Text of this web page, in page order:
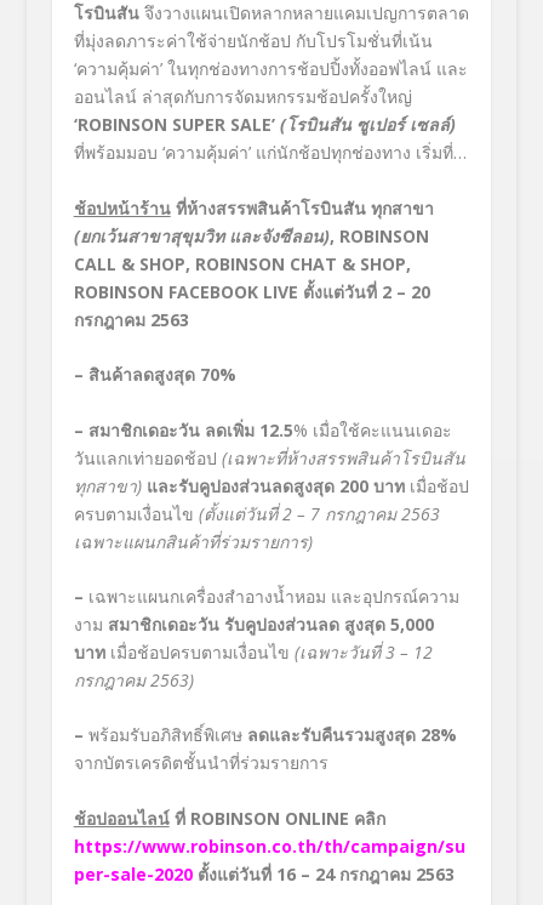
โรบินสัน จึงวางแผนเปิดหลากหลายแคมเปญการตลาด
ที่มุ่งลดภาระค่าใช้จ่ายนักช้อป กับโปรโมชั่นที่เน้น
‘ความคุ้มค่า’ ในทุกช่องทางการช้อปปิ้งทั้งออฟไลน์ และ
ออนไลน์ ล่าสุดกับการจัดมหกรรมช้อปครั้งใหญ่
‘ROBINSON SUPER SALE’ (โรบินสัน ซูเปอร์ เซลล์)
ที่พร้อมมอบ ‘ความคุ้มค่า’ แก่นักช้อปทุกช่องทาง เริ่มที่…
ช้อปหน้าร้าน ที่ห้างสรรพสินค้าโรบินสัน ทุกสาขา
(ยกเว้นสาขาสุขุมวิท และจังซีลอน), ROBINSON
CALL & SHOP, ROBINSON CHAT & SHOP,
ROBINSON FACEBOOK LIVE ตั้งแต่วันที่ 2 – 20
กรกฎาคม 2563
– สินค้าลดสูงสุด 70%
– สมาชิกเดอะวัน ลดเพิ่ม 12.5% เมื่อใช้คะแนนเดอะ
วันแลกเท่ายอดช้อป (เฉพาะที่ห้างสรรพสินค้าโรบินสัน​
ทุกสาขา) และรับคูปองส่วนลดสูงสุด 200 บาท เมื่อช้อป
ครบตามเงื่อนไข (ตั้งแต่วันที่ 2 – 7 กรกฎาคม 2563
เฉพาะแผนกสินค้าที่ร่วมรายการ)
– เฉพาะแผนกเครื่องสำอางน้ำหอม และอุปกรณ์ความ
งาม สมาชิกเดอะวัน รับคูปองส่วนลด สูงสุด 5,000
บาท เมื่อช้อปครบตามเงื่อนไข (เฉพาะวันที่ 3 – 12
กรกฎาคม 2563)
– พร้อมรับอภิสิทธิ์พิเศษ ลดและรับคืนรวมสูงสุด 28%
จากบัตรเครดิตชั้นนำที่ร่วมรายการ
ช้อปออนไลน์ ที่ ROBINSON ONLINE คลิก
https://www.robinson.co.th/th/campaign/su
per-sale-2020 ตั้งแต่วันที่ 16 – 24 กรกฎาคม 2563